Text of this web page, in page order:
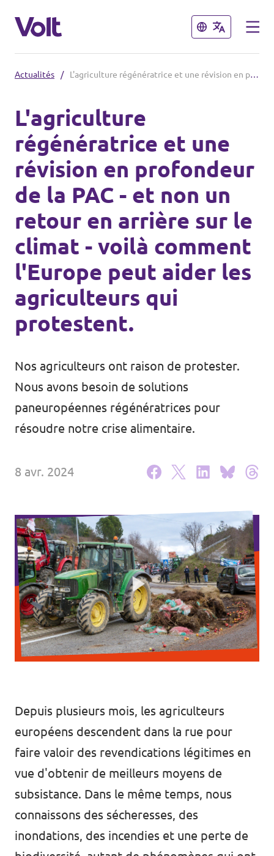
Fermer
Nos élections
Carte des régions
Nos régions et villes
Volt Lille
Volt Strasbourg
Fermer
Politiques
À propos de Volt
Personnes
Actualités
Agenda
Volt FALC
Donner
Participer
Adhérer
Actualités / L'agriculture régénératrice et une révision en profondeur de la PAC - et non un retour en arrière sur le climat - voilà comment l'Europe peut aider les agriculteurs qui protestent.
L'agriculture
régénératrice et une
révision en profondeur
de la PAC - et non un
retour en arrière sur le
climat - voilà comment
l'Europe peut aider les
agriculteurs qui
protestent.
Nos agriculteurs ont raison de protester.
Nous avons besoin de solutions
paneuropéennes régénératrices pour
résoudre notre crise alimentaire.
8 avr. 2024
Depuis plusieurs mois, les agriculteurs
européens descendent dans la rue pour
faire valoir des revendications légitimes en
vue d'obtenir de meilleurs moyens de
subsistance. Dans le même temps, nous
connaissons des sécheresses, des
inondations, des incendies et une perte de